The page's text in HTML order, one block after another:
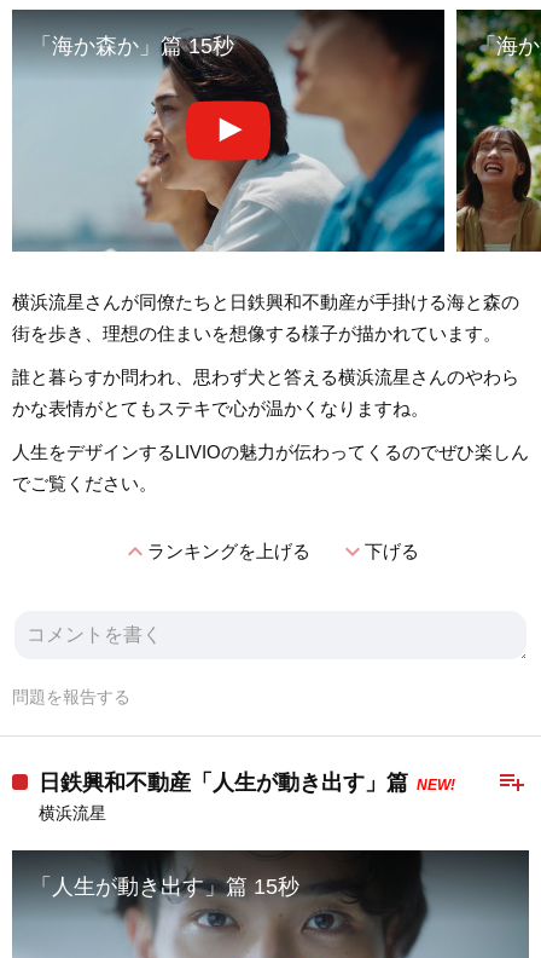
「海か森か」篇 15秒 「海
横浜流星さんが同僚たちと日鉄興和不動産が手掛ける海と森の
街を歩き、理想の住まいを想像する様子が描かれています。
誰と暮らすか問われ、思わず犬と答える横浜流星さんのやわら
かな表情がとてもステキで心が温かくなりますね。
人生をデザインするLIVIOの魅力が伝わってくるのでぜひ楽しん
でご覧ください。
expand_lessランキングを上げる expand_more下げる
問題を報告する
playlist_add
日鉄興和不動産「人生が動き出す」篇 NEW!
横浜流星
「人生が動き出す」篇 15秒